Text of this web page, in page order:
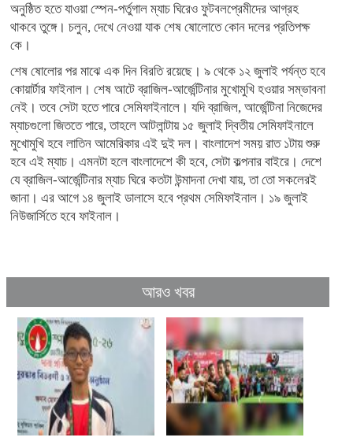
অনুষ্ঠিত হতে যাওয়া স্পেন-পর্তুগাল ম্যাচ ঘিরেও ফুটবলপ্রেমীদের আগ্রহ
থাকবে তুঙ্গে। চলুন, দেখে নেওয়া যাক শেষ ষোলোতে কোন দলের প্রতিপক্ষ
কে।
শেষ ষোলোর পর মাঝে এক দিন বিরতি রয়েছে। ৯ থেকে ১২ জুলাই পর্যন্ত হবে
কোয়ার্টার ফাইনাল। শেষ আটে ব্রাজিল-আর্জেন্টিনার মুখোমুখি হওয়ার সম্ভাবনা
নেই। তবে সেটা হতে পারে সেমিফাইনালে। যদি ব্রাজিল, আর্জেন্টিনা নিজেদের
ম্যাচগুলো জিততে পারে, তাহলে আটলান্টায় ১৫ জুলাই দ্বিতীয় সেমিফাইনালে
মুখোমুখি হবে লাতিন আমেরিকার এই দুই দল। বাংলাদেশ সময় রাত ১টায় শুরু
হবে এই ম্যাচ। এমনটা হলে বাংলাদেশে কী হবে, সেটা কল্পনার বাইরে। দেশে
যে ব্রাজিল-আর্জেন্টিনার ম্যাচ ঘিরে কতটা উন্মাদনা দেখা যায়, তা তো সকলেরই
জানা। এর আগে ১৪ জুলাই ডালাসে হবে প্রথম সেমিফাইনাল। ১৯ জুলাই
নিউজার্সিতে হবে ফাইনাল।
আরও খবর